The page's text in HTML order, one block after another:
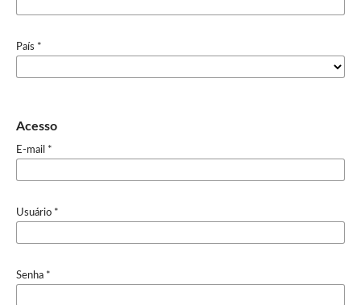
País *
Acesso
E-mail *
Usuário *
Senha *